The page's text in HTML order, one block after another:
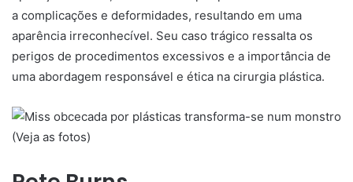
a complicações e deformidades, resultando em uma
aparência irreconhecível. Seu caso trágico ressalta os
perigos de procedimentos excessivos e a importância de
uma abordagem responsável e ética na cirurgia plástica.